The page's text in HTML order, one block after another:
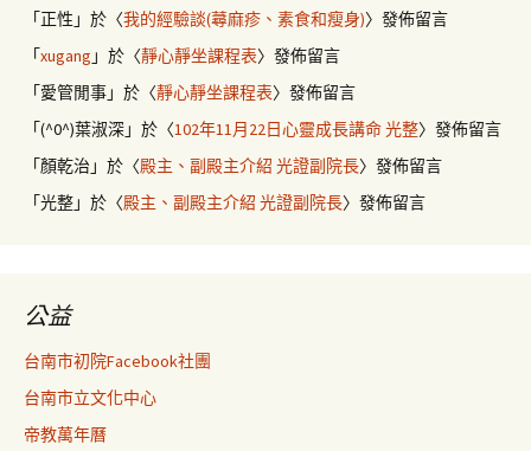
「正性 」於〈我的經驗談(蕁麻疹、素食和瘦身)〉發佈留言
「xugang 」於〈靜心靜坐課程表〉發佈留言
「愛管閒事」於〈靜心靜坐課程表〉發佈留言
「(^0^)葉淑深」於〈102年11月22日心靈成長講命 光整〉發佈留言
「顏乾治 」於〈殿主、副殿主介紹 光證副院長〉發佈留言
「光整」於〈殿主、副殿主介紹 光證副院長〉發佈留言
公益
台南市初院Facebook社團
台南市立文化中心
帝教萬年曆